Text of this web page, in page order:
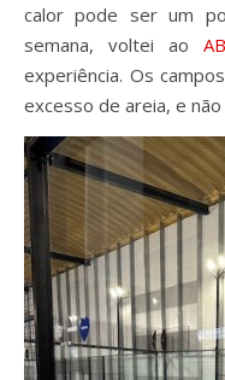
calor pode ser um
semana, voltei ao
experiência. Os
excesso de areia, e